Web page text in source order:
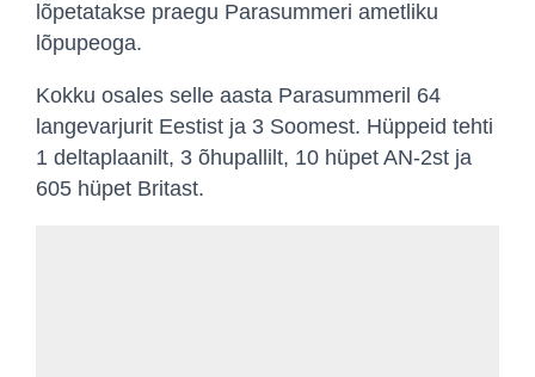
lõpetatakse praegu Parasummeri ametliku
lõpupeoga.
Kokku osales selle aasta Parasummeril 64
langevarjurit Eestist ja 3 Soomest. Hüppeid tehti
1 deltaplaanilt, 3 õhupallilt, 10 hüpet AN-2st ja
605 hüpet Britast.